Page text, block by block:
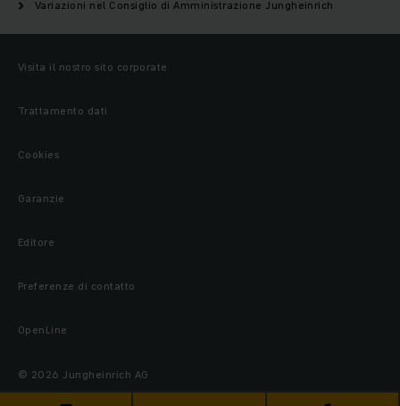
Variazioni nel Consiglio di Amministrazione Jungheinrich
Visita il nostro sito corporate
Trattamento dati
Cookies
Garanzie
Editore
Preferenze di contatto
OpenLine
© 2026 Jungheinrich AG